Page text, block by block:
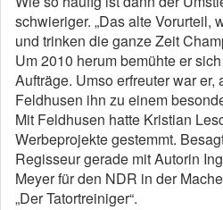
schwieriger. „Das alte Vorurteil,
und trinken die ganze Zeit
Um 2010 herum bemühte er
Aufträge. Umso erfreuter war
Feldhusen ihn zu einem
Mit Feldhusen hatte Kristian
Werbeprojekte gestemmt.
Regisseur gerade mit Autorin
Meyer für den NDR in der
„Der Tatortreiniger“.